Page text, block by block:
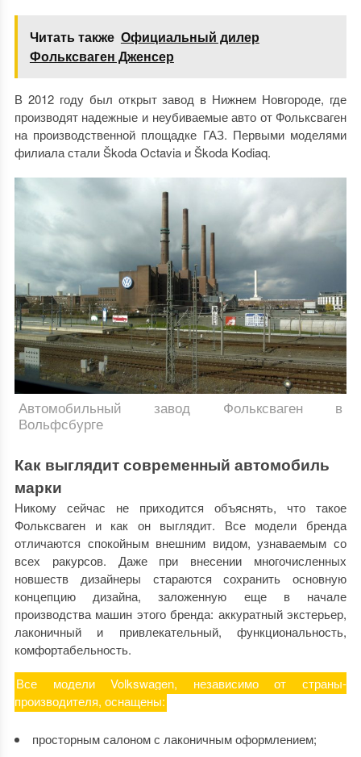
Читать также Официальный дилер
Фольксваген Дженсер
В 2012 году был открыт завод в Нижнем Новгороде, где
производят надежные и неубиваемые авто от Фольксваген
на производственной площадке ГАЗ. Первыми моделями
филиала стали Škoda Octavia и Škoda Kodiaq.
Автомобильный завод Фольксваген в
Вольфсбурге
Как выглядит современный автомобиль
марки
Никому сейчас не приходится объяснять, что такое
Фольксваген и как он выглядит. Все модели бренда
отличаются спокойным внешним видом, узнаваемым со
всех ракурсов. Даже при внесении многочисленных
новшеств дизайнеры стараются сохранить основную
концепцию дизайна, заложенную еще в начале
производства машин этого бренда: аккуратный экстерьер,
лаконичный и привлекательный, функциональность,
комфортабельность.
Все модели Volkswagen, независимо от страны-
производителя, оснащены:
просторным салоном с лаконичным оформлением;